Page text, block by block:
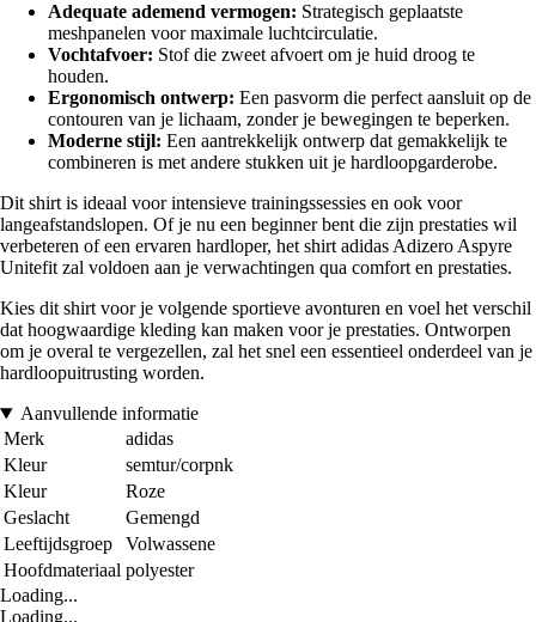
Adequate ademend vermogen: Strategisch geplaatste
meshpanelen voor maximale luchtcirculatie.
Vochtafvoer: Stof die zweet afvoert om je huid droog te
houden.
Ergonomisch ontwerp: Een pasvorm die perfect aansluit op de
contouren van je lichaam, zonder je bewegingen te beperken.
Moderne stijl: Een aantrekkelijk ontwerp dat gemakkelijk te
combineren is met andere stukken uit je hardloopgarderobe.
Dit shirt is ideaal voor intensieve trainingssessies en ook voor
langeafstandslopen. Of je nu een beginner bent die zijn prestaties wil
verbeteren of een ervaren hardloper, het shirt adidas Adizero Aspyre
Unitefit zal voldoen aan je verwachtingen qua comfort en prestaties.
Kies dit shirt voor je volgende sportieve avonturen en voel het verschil
dat hoogwaardige kleding kan maken voor je prestaties. Ontworpen
om je overal te vergezellen, zal het snel een essentieel onderdeel van je
hardloopuitrusting worden.
Aanvullende informatie
Merk
adidas
Kleur
semtur/corpnk
Kleur
Roze
Geslacht
Gemengd
Leeftijdsgroep
Volwassene
Hoofdmateriaal polyester
Loading...
Loading...